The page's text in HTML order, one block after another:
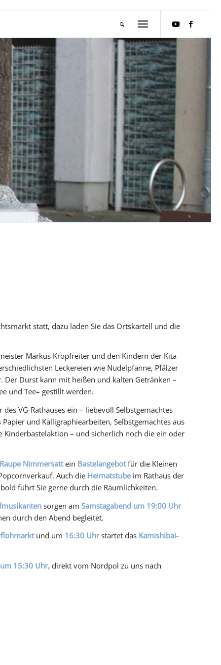
EIS ER
statt, dazu laden Sie das Ortskartell und die
Markus Kropfreiter und den Kindern der Kita
Leckereien wie Nudelpfanne, Pfälzer
Der Durst kann mit heißen und kalten Getränken –
und Tee– gestillt werden.
VG-Rathauses ein – liebevoll Selbstgemachtes
und Kalligraphiearbeiten, Selbstgemachtes aus
Kinderbastelaktion – und sicherlich noch die ein oder
Nimmersattein Bastelangebotfür die Kleinen
Auch die Heimatstubeim Rathaus der
führt Sie gerne durch die Räumlichkeiten.
sorgen amSamstagabend um 19:00 Uhr
durch den Abend begleitet.
und um 16:30 Uhrstartet das Kamishibai-
15:30 Uhr,direkt vom Nordpol zu uns nach